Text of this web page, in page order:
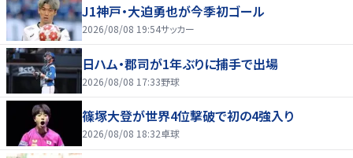
J1神戸・大迫勇也が今季初ゴール
2026/08/08 19:54サッカー
日ハム・郡司が1年ぶりに捕手で出場
2026/08/08 17:33野球
篠塚大登が世界4位撃破で初の4強入り
2026/08/08 18:32卓球